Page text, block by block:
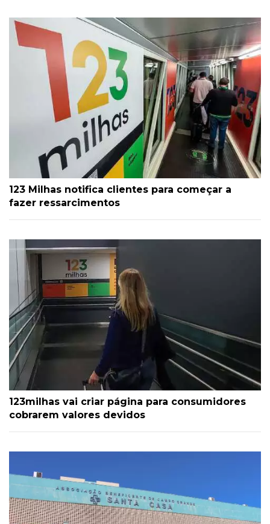
123 Milhas notifica clientes para começar a
fazer ressarcimentos
123milhas vai criar página para consumidores
cobrarem valores devidos